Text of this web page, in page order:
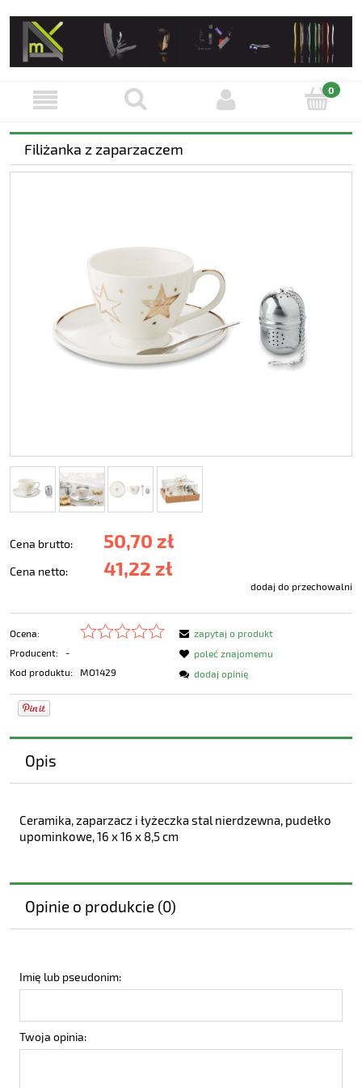
Filiżanka z zaparzaczem
Cena brutto: 50,70 zł
Cena netto: 41,22 zł
dodaj do przechowalni
Ocena:
Producent:
-
Kod produktu:
MO1429
zapytaj o produkt
poleć znajomemu
dodaj opinię
Opis
Ceramika, zaparzacz i łyżeczka stal nierdzewna, pudełko
upominkowe, 16 x 16 x 8,5 cm
Opinie o produkcie (0)
Imię lub pseudonim:
Twoja opinia: